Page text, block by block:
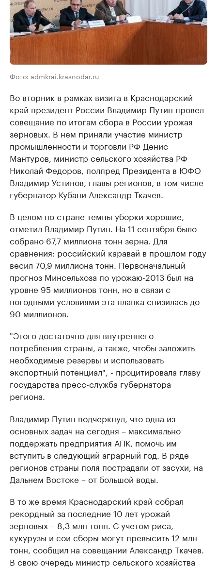
Фото: admkrai.krasnodar.ru
Во вторник в рамках визита в Краснодарский
край президент России Владимир Путин провел
совещание по итогам сбора в России урожая
зерновых. В нем приняли участие министр
промышленности и торговли РФ Денис
Мантуров, министр сельского хозяйства РФ
Николай Федоров, полпред Президента в ЮФО
Владимир Устинов, главы регионов, в том числе
губернатор Кубани Александр Ткачев.
В целом по стране темпы уборки хорошие,
отметил Владимир Путин. На 11 сентября было
собрано 67,7 миллиона тонн зерна. Для
сравнения: российский каравай в прошлом году
весил 70,9 миллиона тонн. Первоначальный
прогноз Минсельхоза по урожаю-2013 был на
уровне 95 миллионов тонн, но в связи с
погодными условиями эта планка снизилась до
90 миллионов.
"Этого достаточно для внутреннего
потребления страны, а также, чтобы заложить
необходимые резервы и использовать
экспортный потенциал", - процитировала главу
государства пресс-служба губернатора
региона.
Владимир Путин подчеркнул, что одна из
основных задач на сегодня – максимально
поддержать предприятия АПК, помочь им
вступить в следующий аграрный год. В ряде
регионов страны поля пострадали от засухи, на
Дальнем Востоке – от большой воды.
В то же время Краснодарский край собрал
рекордный за последние 10 лет урожай
зерновых – 8,3 млн тонн. С учетом риса,
кукурузы и сои сборы могут превысить 12 млн
тонн, сообщил на совещании Александр Ткачев.
В свою очередь министр сельского хозяйства